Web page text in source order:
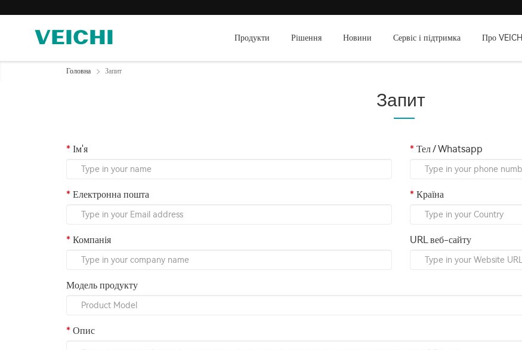
Продукти Рішення Новини Сервіс і підтримка Про VEICHI
Головна Запит
Запит
Ім'я Тел / Whatsapp
Електронна пошта Країна
Компанія URL веб-сайту
Модель продукту
Опис